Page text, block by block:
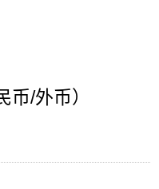
币/外币）